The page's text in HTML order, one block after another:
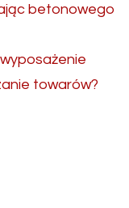
betonowego
towarów?